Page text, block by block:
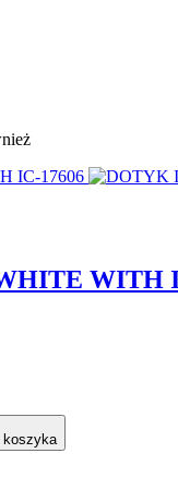
WITH
koszyka